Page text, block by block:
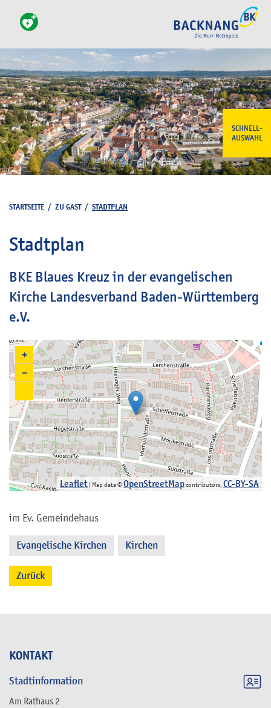
SCHNELL-
AUSWAHL
KONTAKT
Stadtinformation
Am Rathaus 2
STARTSEITE / ZU GAST/ STADTPLAN
Stadtplan
BKE Blaues Kreuz in der evangelischen
Kirche Landesverband Baden-Württemberg
e.V.
+
−
Leaflet | Map data ©OpenStreetMapcontributors, CC-BY-SA
im Ev. Gemeindehaus
Evangelische Kirchen Kirchen
Zurück